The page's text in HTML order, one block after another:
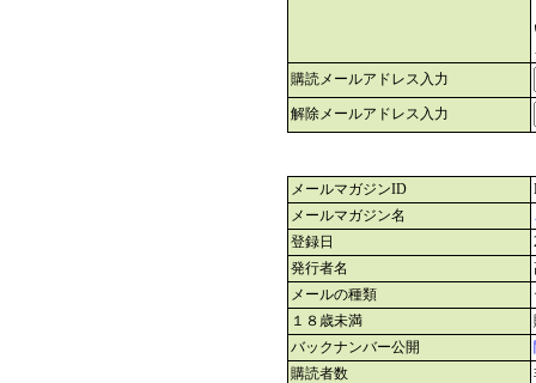
購読メールアドレス入力
解除メールアドレス入力
メールマガジンID
メールマガジン名
登録日
発行者名
メールの種類
１８歳未満
バックナンバー公開
購読者数